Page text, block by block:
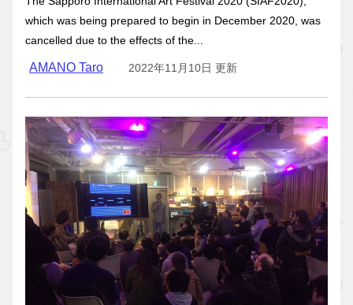
which was being prepared to begin in December 2020, was
cancelled due to the effects of the...
AMANO Taro 2022年11月10日 更新